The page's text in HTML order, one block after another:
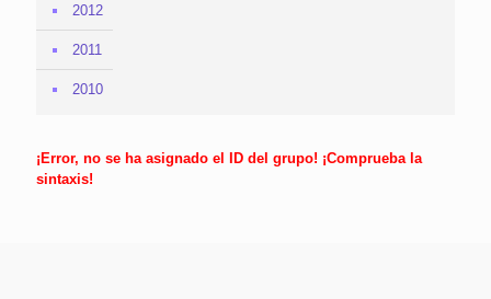
2012
2011
2010
¡Error, no se ha asignado el ID del grupo! ¡Comprueba la
sintaxis!